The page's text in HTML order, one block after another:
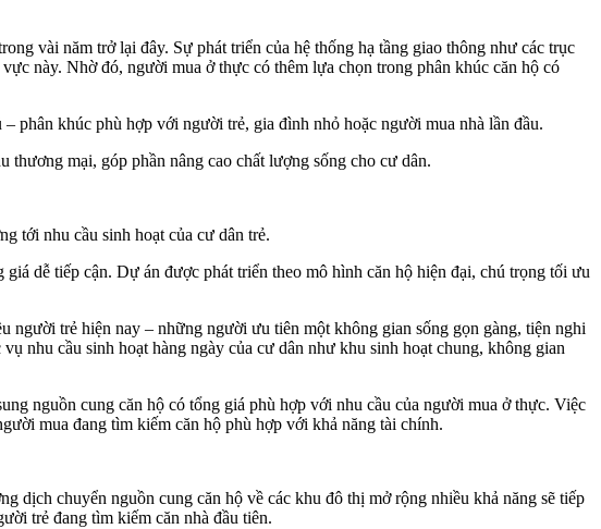
vài năm trở lại đây. Sự phát triển của hệ thống hạ tầng giao thông như các trục
này. Nhờ đó, người mua ở thực có thêm lựa chọn trong phân khúc căn hộ có
phân khúc phù hợp với người trẻ, gia đình nhỏ hoặc người mua nhà lần đầu.
mại, góp phần nâng cao chất lượng sống cho cư dân.
tới nhu cầu sinh hoạt của cư dân trẻ.
dễ tiếp cận. Dự án được phát triển theo mô hình căn hộ hiện đại, chú trọng tối ưu
người trẻ hiện nay – những người ưu tiên một không gian sống gọn gàng, tiện nghi
nhu cầu sinh hoạt hàng ngày của cư dân như khu sinh hoạt chung, không gian
nguồn cung căn hộ có tổng giá phù hợp với nhu cầu của người mua ở thực. Việc
mua đang tìm kiếm căn hộ phù hợp với khả năng tài chính.
dịch chuyển nguồn cung căn hộ về các khu đô thị mở rộng nhiều khả năng sẽ tiếp
trẻ đang tìm kiếm căn nhà đầu tiên.